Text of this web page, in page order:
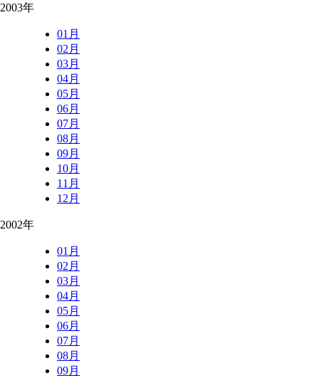
2003年
01月
02月
03月
04月
05月
06月
07月
08月
09月
10月
11月
12月
2002年
01月
02月
03月
04月
05月
06月
07月
08月
09月